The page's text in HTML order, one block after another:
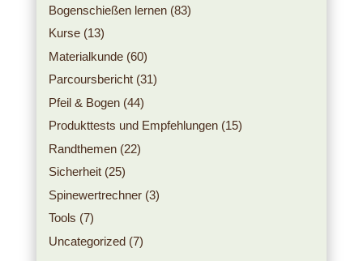
Bogenschießen lernen(83)
Kurse(13)
Materialkunde(60)
Parcoursbericht(31)
Pfeil & Bogen(44)
Produkttests und Empfehlungen(15)
Randthemen(22)
Sicherheit(25)
Spinewertrechner(3)
Tools (7)
Uncategorized(7)